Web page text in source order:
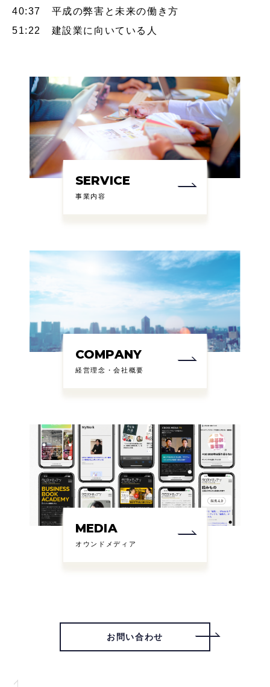
40:37 平成の弊害と未来の働き方
51:22 建設業に向いている人
SERVICE
事業内容
COMPANY
経営理念・会社概要
MEDIA
オウンドメディア
お問い合わせ